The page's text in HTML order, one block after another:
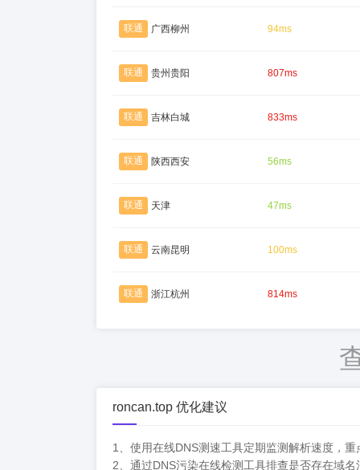
联通 广西柳州 94ms
联通 贵州贵阳 807ms
联通 吉林白城 833ms
联通 陕西西安 56ms
联通 天津 47ms
联通 云南昆明 100ms
联通 浙江杭州 814ms
roncan.top 优化建议
1、使用在线DNS测速工具定期监测解析速度，
2、通过DNS污染在线检测工具排查是否存在域